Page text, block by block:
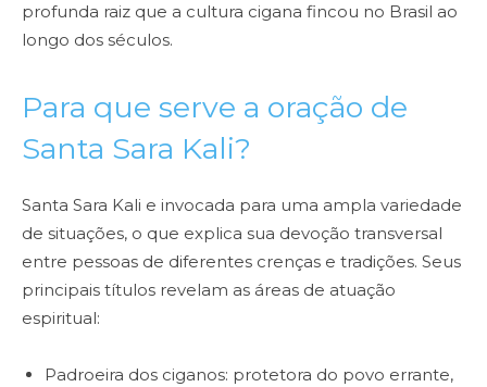
profunda raiz que a cultura cigana fincou no Brasil ao
longo dos séculos.
Para que serve a oração de
Santa Sara Kali?
Santa Sara Kali e invocada para uma ampla variedade
de situações, o que explica sua devoção transversal
entre pessoas de diferentes crenças e tradições. Seus
principais títulos revelam as áreas de atuação
espiritual:
Padroeira dos ciganos: protetora do povo errante,